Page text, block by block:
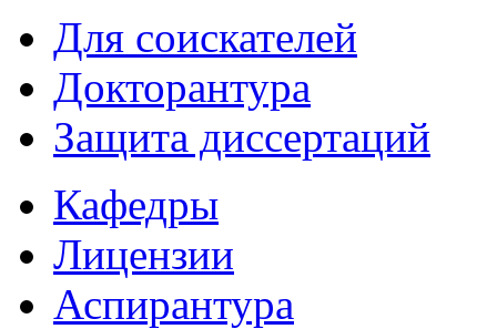
Для соискателей
Докторантура
Защита диссертаций
Кафедры
Лицензии
Аспирантура